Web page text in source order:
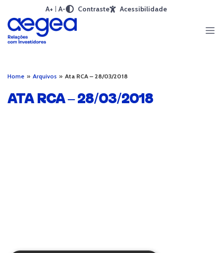
A+ A- Contraste Acessibilidade
Home » Arquivos » Ata RCA – 28/03/2018
ATA RCA – 28/03/2018